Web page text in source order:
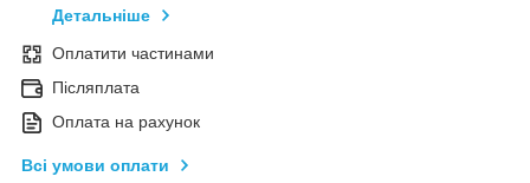
Детальніше
Оплатити частинами
Післяплата
Оплата на рахунок
Всі умови оплати